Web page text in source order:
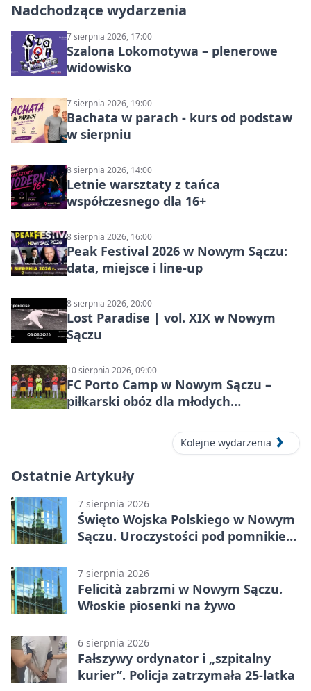
Nadchodzące wydarzenia
7 sierpnia 2026, 17:00
Szalona Lokomotywa – plenerowe
widowisko
7 sierpnia 2026, 19:00
Bachata w parach - kurs od podstaw
w sierpniu
8 sierpnia 2026, 14:00
Letnie warsztaty z tańca
współczesnego dla 16+
8 sierpnia 2026, 16:00
Peak Festival 2026 w Nowym Sączu:
data, miejsce i line-up
8 sierpnia 2026, 20:00
Lost Paradise | vol. XIX w Nowym
Sączu
10 sierpnia 2026, 09:00
FC Porto Camp w Nowym Sączu –
piłkarski obóz dla młodych
Kolejne wydarzenia
Ostatnie Artykuły
7 sierpnia 2026
Święto Wojska Polskiego w Nowym
Sączu. Uroczystości pod pomnikiem
7 sierpnia 2026
Felicità zabrzmi w Nowym Sączu.
Włoskie piosenki na żywo
6 sierpnia 2026
Fałszywy ordynator i „szpitalny
kurier”. Policja zatrzymała 25-latka